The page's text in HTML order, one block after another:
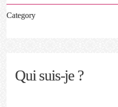
Category
Qui suis-je ?